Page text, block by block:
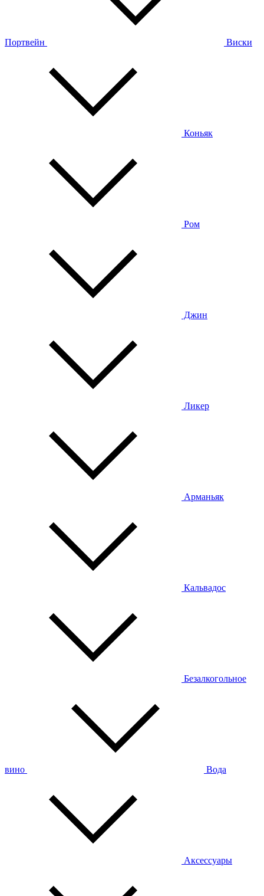
Портвейн Виски
Коньяк
Ром
Джин
Ликер
Арманьяк
Кальвадос
Безалкогольное
вино Вода
Аксессуары